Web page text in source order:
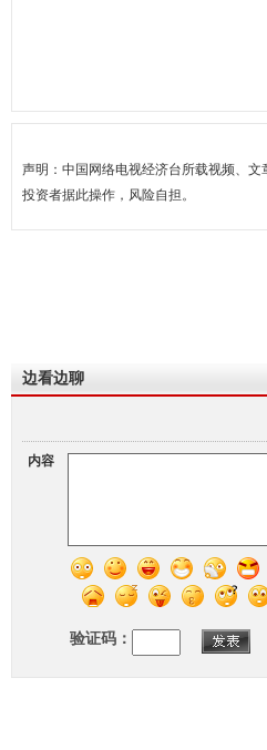
声明：中国网络电视经济台所载视频、
投资者据此操作，风险自担。
边看边聊
内容
验证码：